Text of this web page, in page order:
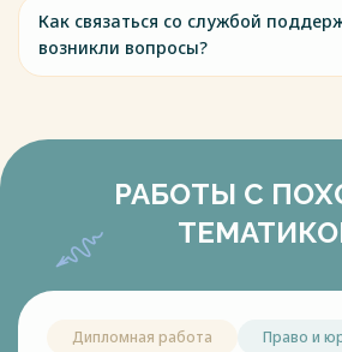
Как связаться со службой
возникли вопросы?
РАБОТЫ С
Дипломная работа Право и